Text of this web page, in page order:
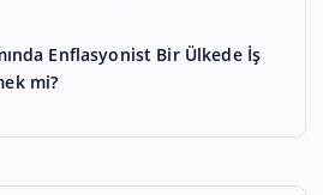
Enflasyonist Bir Ülkede İş
mi?